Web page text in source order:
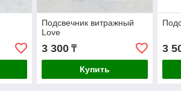
Подсвечник витражный
Love
3 300₸
Купить
3